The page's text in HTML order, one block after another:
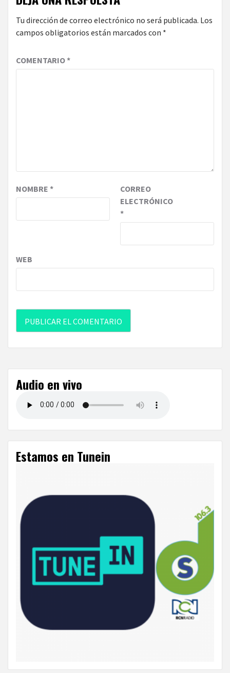
Tu dirección de correo electrónico no será publicada. Los
campos obligatorios están marcados con *
COMENTARIO*
NOMBRE *
CORREO
ELECTRÓNICO
*
WEB
Audio en vivo
Estamos en Tunein